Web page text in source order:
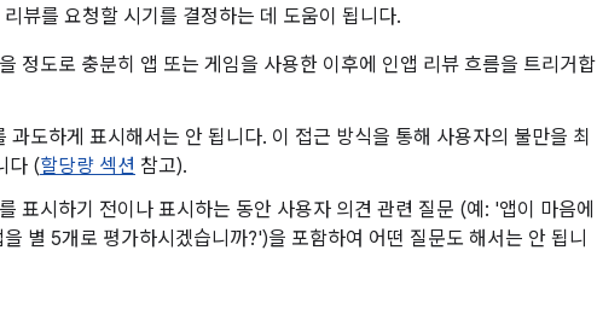
뷰를 요청할 시기를 결정하는 데 도움이 됩니다.
정도로 충분히 앱 또는 게임을 사용한 이후에 인앱 리뷰 흐름을 트리거합
도하게 표시해서는 안 됩니다. 이 접근 방식을 통해 사용자의 불만을 최
다 (할당량 섹션 참고).
표시하기 전이나 표시하는 동안 사용자 의견 관련 질문 (예: '앱이 마음에
별 5개로 평가하시겠습니까?')을 포함하여 어떤 질문도 해서는 안 됩니